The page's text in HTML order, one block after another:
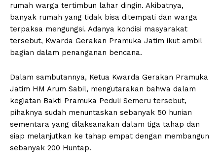
rumah warga tertimbun lahar dingin. Akibatnya,
banyak rumah yang tidak bisa ditempati dan warga
terpaksa mengungsi. Adanya kondisi masyarakat
tersebut, Kwarda Gerakan Pramuka Jatim ikut ambil
bagian dalam penanganan bencana.
Dalam sambutannya, Ketua Kwarda Gerakan Pramuka
Jatim HM Arum Sabil, mengutarakan bahwa dalam
kegiatan Bakti Pramuka Peduli Semeru tersebut,
pihaknya sudah menuntaskan sebanyak 50 hunian
sementara yang dilaksanakan dalam tiga tahap dan
siap melanjutkan ke tahap empat dengan membangun
sebanyak 200 Huntap.